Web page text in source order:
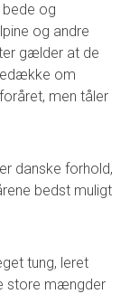
og
og andre
gælder at de
om
men tåler
danske forhold,
bedst muligt
tung, leret
store mængder